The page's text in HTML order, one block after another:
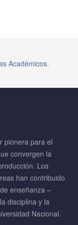
Académicos.
pionera para el
convergen la
Los
han contribuido
enseñanza –
disciplina y la
Nacional.